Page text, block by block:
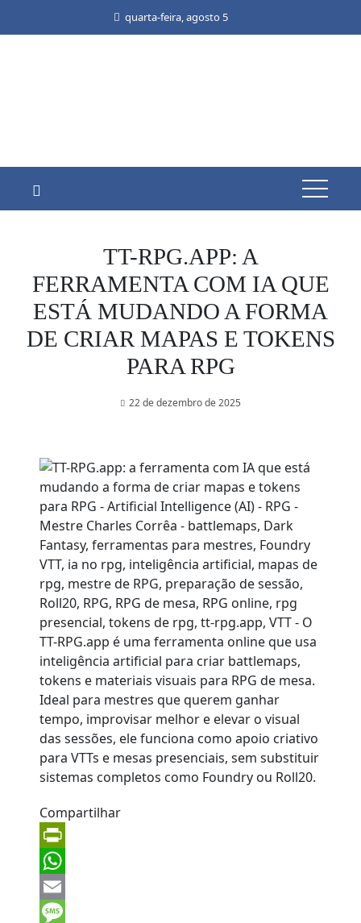
quarta-feira, agosto 5
TT-RPG.APP: A
FERRAMENTA COM IA QUE
ESTÁ MUDANDO A FORMA
DE CRIAR MAPAS E TOKENS
PARA RPG
22 de dezembro de 2025
Compartilhar
PrintFriendly
WhatsApp
Email